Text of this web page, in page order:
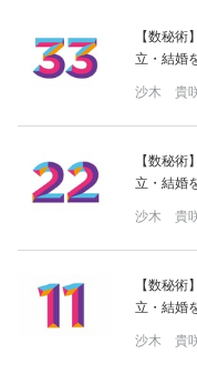
【数秘
立・結婚
沙木 貴
【数秘
立・結婚
沙木 貴
【数秘
立・結婚
沙木 貴